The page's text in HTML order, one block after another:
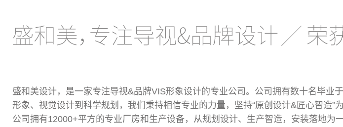
盛和美设计，是一家专注导视&品牌VIS形象设计的专业公司。公司拥有数十名毕
形象、视觉设计到科学规划，我们秉持相信专业的力量，坚持“原创设计&匠心智造”
公司拥有12000+平方的专业厂房和生产设备，从规划设计、生产智造，安装落地